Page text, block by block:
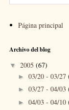
Página principal
Archivo del blog
▼ 2005 (67)
► 03/20 - 03/27
► 03/27 - 04/03
► 04/03 - 04/10